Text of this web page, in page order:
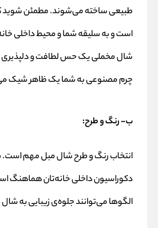
طبیعی ساخته می‌شوند. مطمئن شوید
است و به سلیقه شما و محیط داخلی
شال مخملی یک حس لطافت و دلپذیری
چرم مصنوعی به شما یک ظاهر شیک
ب- رنگ و طرح:
انتخاب رنگ و طرح شال مبل مهم است.
دکوراسیون داخلی خانه‌تان هماهنگ
الگوها می‌توانند جلوه‌ی زیبایی به